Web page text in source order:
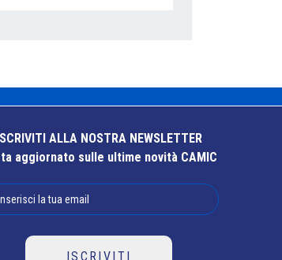
ISCRIVITI ALLA NOSTRA NEWSLETTER
aggiornato sulle ultime novità CAMIC
ISCRIVITI